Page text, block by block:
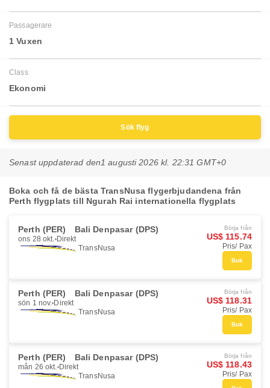
Passagerare
1 Vuxen
Class
Ekonomi
Sök flyg
Senast uppdaterad den1 augusti 2026 kl. 22:31 GMT+0
Boka och få de bästa TransNusa flygerbjudandena från
Perth flygplats till Ngurah Rai internationella flygplats
Perth (PER) Bali Denpasar (DPS)
ons 28 okt. Direkt
TransNusa
Börja från
US$ 115.74
Pris/ Pax
Bok
Perth (PER) Bali Denpasar (DPS)
sön 1 nov. Direkt
TransNusa
Börja från
US$ 118.31
Pris/ Pax
Bok
Perth (PER) Bali Denpasar (DPS)
mån 26 okt. Direkt
TransNusa
Börja från
US$ 118.43
Pris/ Pax